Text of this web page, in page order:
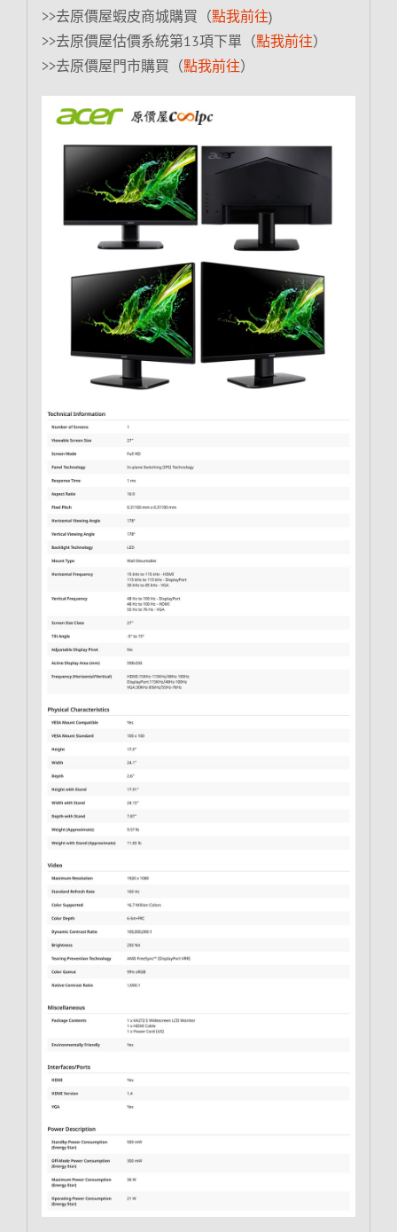
>>去原價屋蝦皮商城購買（點我前往)
>>去原價屋估價系統第13項下單（點我前往）
>>去原價屋門市購買（點我前往）